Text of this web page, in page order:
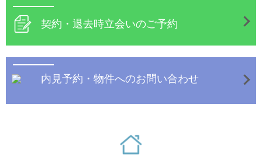
契約・退去時立会いのご予約
内見予約・物件へのお問い合わせ